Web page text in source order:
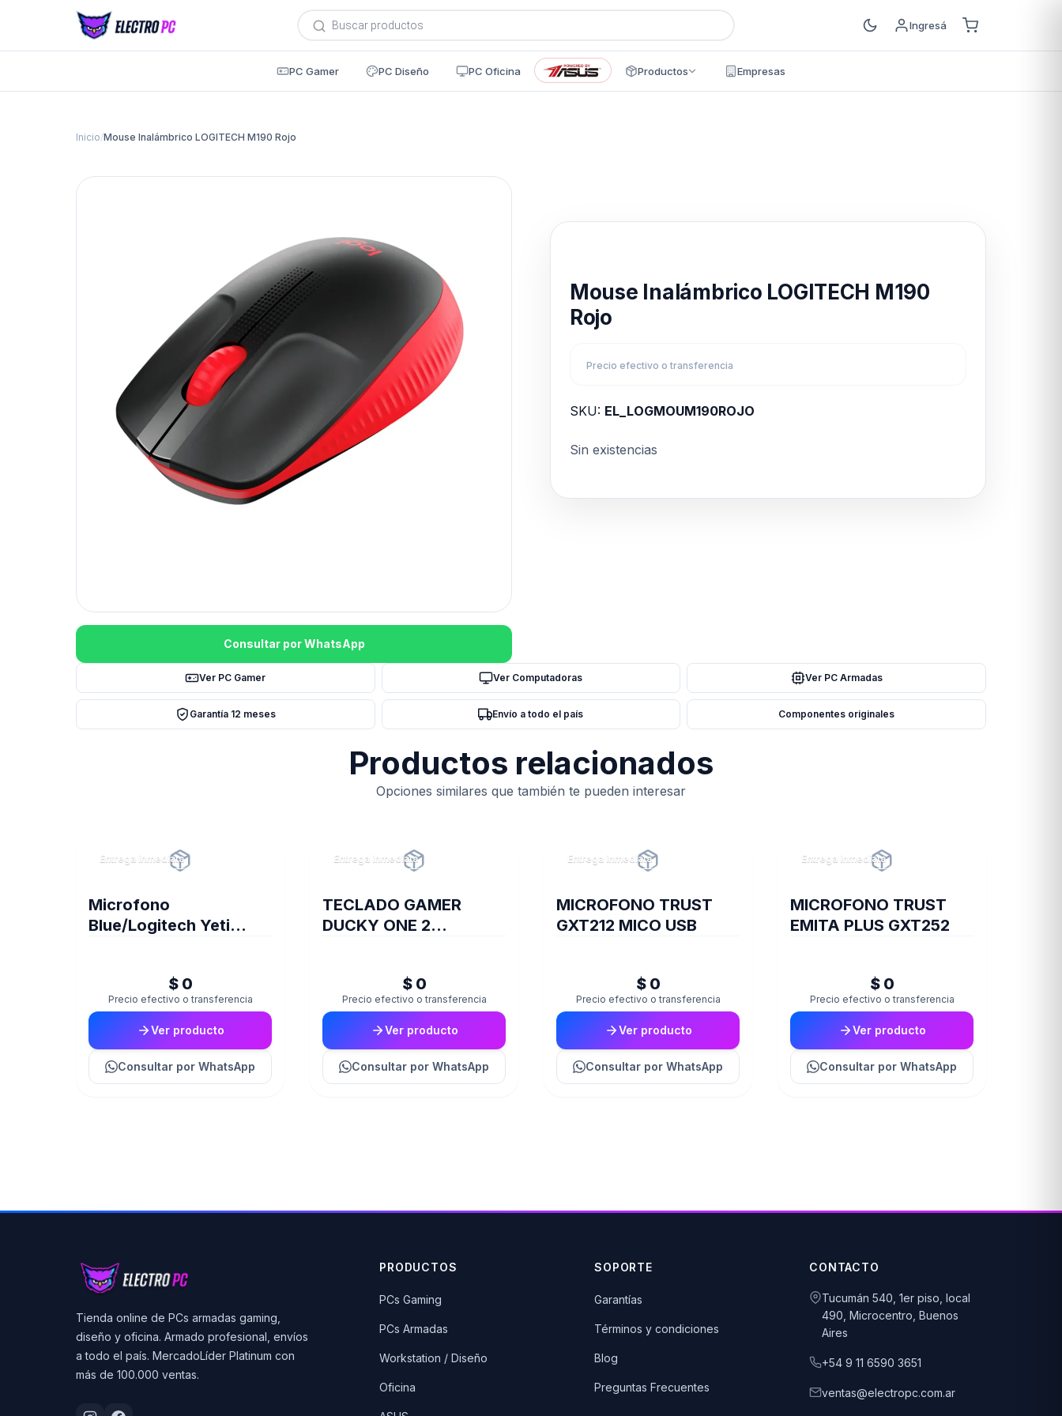
Búsqueda
de
productos
Ingresá
PC Gamer PC Diseño PC Oficina Productos Empresas
Inicio/Mouse Inalámbrico LOGITECH M190 Rojo
Consultar por WhatsApp
Mouse Inalámbrico LOGITECH M190
Rojo
Precio efectivo o transferencia
SKU: EL_LOGMOUM190ROJO
Sin existencias
Ver PC Gamer Ver Computadoras Ver PC Armadas
Garantía 12 meses Envío a todo el país Componentes originales
Productos relacionados
Opciones similares que también te pueden interesar
Entrega inmediata
Microfono
Blue/Logitech Yeti
$ 0
Precio efectivo o transferencia
Ver producto
Consultar por WhatsApp
Entrega inmediata
TECLADO GAMER
DUCKY ONE 2
$ 0
Precio efectivo o transferencia
Ver producto
Consultar por WhatsApp
Entrega inmediata
MICROFONO TRUST
GXT212 MICO USB
$ 0
Precio efectivo o transferencia
Ver producto
Consultar por WhatsApp
Entrega inmediata
MICROFONO TRUST
EMITA PLUS GXT252
$ 0
Precio efectivo o transferencia
Ver producto
Consultar por WhatsApp
Tienda online de PCs armadas gaming,
diseño y oficina. Armado profesional, envíos
a todo el país. MercadoLíder Platinum con
más de 100.000 ventas.
PRODUCTOS
PCs Gaming
PCs Armadas
Workstation / Diseño
Oficina
SOPORTE
Garantías
Términos y condiciones
Blog
Preguntas Frecuentes
CONTACTO
Tucumán 540, 1er piso, local
490, Microcentro, Buenos
Aires
+54 9 11 6590 3651
ventas@electropc.com.ar